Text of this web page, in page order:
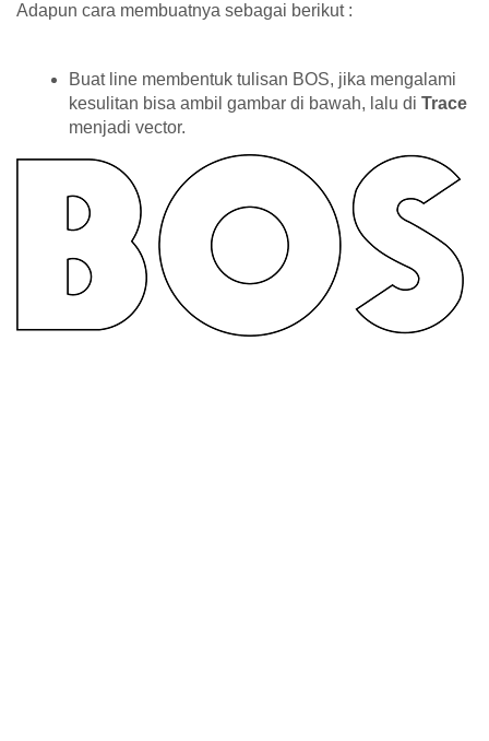
Adapun cara membuatnya sebagai berikut :
Buat line membentuk tulisan BOS, jika mengalami
kesulitan bisa ambil gambar di bawah, lalu di Trace
menjadi vector.